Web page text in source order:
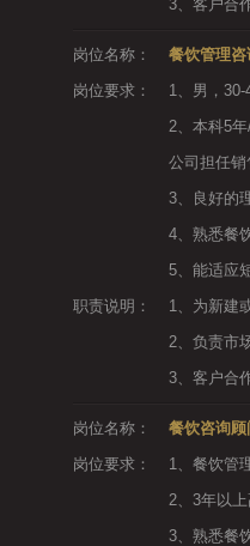
3、客户合
岗位名称：
餐饮管理
岗位要求：
1、男，
2、本科5
公司担任
3、良好的
4、熟悉餐
5、能适应
职责说明：
1、为新建
2、负责市
3、客户合
岗位名称：
餐饮咨询顾
岗位要求：
1、餐饮管
2、3年以
3、熟悉餐